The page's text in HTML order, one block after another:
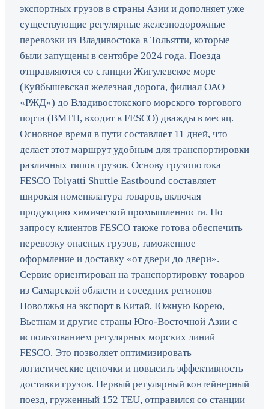
экспортных грузов в страны Азии и дополняет уже
существующие регулярные железнодорожные
перевозки из Владивостока в Тольятти, которые
были запущены в сентябре 2024 года. Поезда
отправляются со станции Жигулевское море
(Куйбышевская железная дорога, филиал ОАО
«РЖД») до Владивостокского морского торгового
порта (ВМТП, входит в FESCO) дважды в месяц.
Основное время в пути составляет 11 дней, что
делает этот маршрут удобным для транспортировки
различных типов грузов. Основу грузопотока
FESCO Tolyatti Shuttle Eastbound составляет
широкая номенклатура товаров, включая
продукцию химической промышленности. По
запросу клиентов FESCO также готова обеспечить
перевозку опасных грузов, таможенное
оформление и доставку «от двери до двери».
Сервис ориентирован на транспортировку товаров
из Самарской области и соседних регионов
Поволжья на экспорт в Китай, Южную Корею,
Вьетнам и другие страны Юго-Восточной Азии с
использованием регулярных морских линий
FESCO. Это позволяет оптимизировать
логистические цепочки и повысить эффективность
доставки грузов. Первый регулярный контейнерный
поезд, груженный 152 TEU, отправился со станции